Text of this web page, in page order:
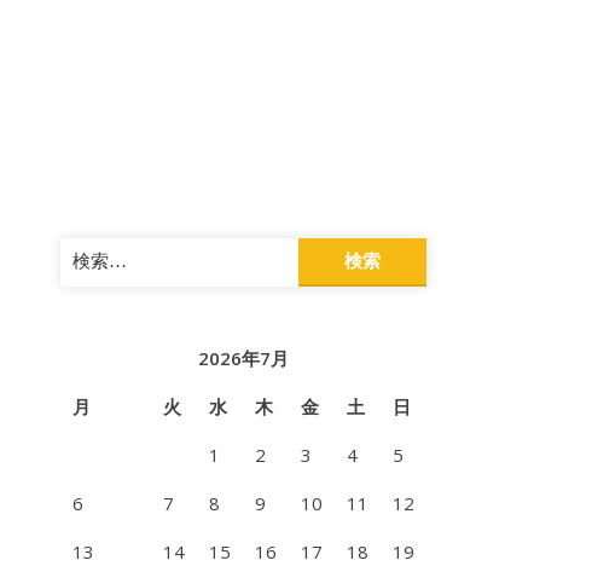
検
索:
2026年7月
月
火 水 木 金 土
日
1
2 3 4
5
6
7 8 9 10 11
12
13
14 15 16 17 18
19